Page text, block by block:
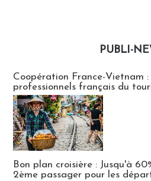
PUBLI-
Coopération France-Vietnam
professionnels français du
Bon plan croisière : Jusqu'à
2ème passager pour les